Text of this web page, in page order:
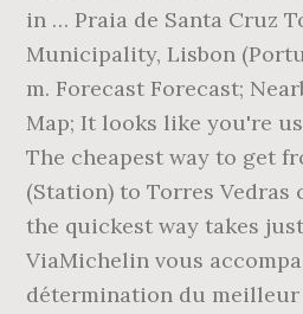
in … Praia de Santa Cruz
Municipality, Lisbon
m. Forecast Forecast;
Map; It looks like you're
The cheapest way to get
(Station) to Torres Vedras
the quickest way takes
ViaMichelin vous
détermination du